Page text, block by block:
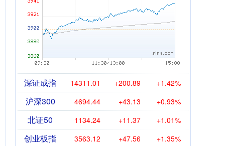
深证成指 14311.01 +200.89 +1.42%
沪深300 4694.44 +43.13 +0.93%
北证50 1134.24 +11.37 +1.01%
创业板指 3563.12 +47.56 +1.35%